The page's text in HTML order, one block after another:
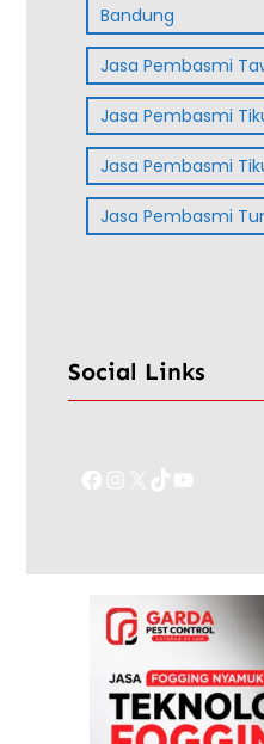
Bandung
Jasa Pembasmi
Jasa Pembasmi
Jasa Pembasmi
Jasa Pembasmi
Social Links
Facebook Instagram TikTok YouTube